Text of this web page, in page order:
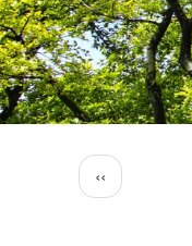
ペ
ー
前
ペ
‹‹